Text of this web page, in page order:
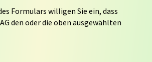
Formulars willigen Sie ein, dass
den oder die oben ausgewählten
zusendet. Ihre Daten werden